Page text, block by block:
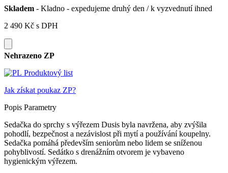
Skladem - Kladno - expedujeme druhý den / k vyzvednutí ihned
2 490 Kč s DPH
Nehrazeno ZP
Produktový list
Jak získat poukaz ZP?
Popis Parametry
Sedačka do sprchy s výřezem Dusis byla navržena, aby zvýšila
pohodlí, bezpečnost a nezávislost při mytí a používání koupelny.
Sedačka pomáhá především seniorům nebo lidem se sníženou
pohyblivostí. Sedátko s drenážním otvorem je vybaveno
hygienickým výřezem.